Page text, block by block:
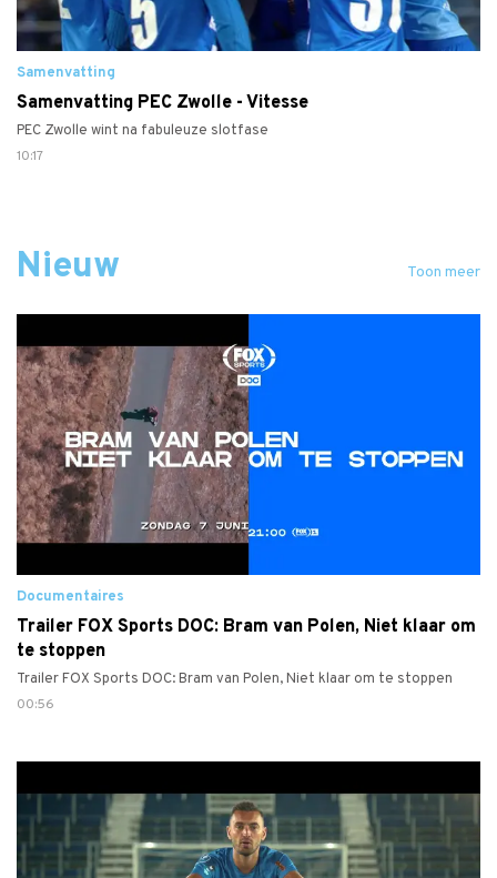
Samenvatting
Samenvatting PEC Zwolle - Vitesse
PEC Zwolle wint na fabuleuze slotfase
10:17
Nieuw Toon meer
Documentaires
Trailer FOX Sports DOC: Bram van Polen, Niet klaar om
te stoppen
Trailer FOX Sports DOC: Bram van Polen, Niet klaar om te stoppen
00:56